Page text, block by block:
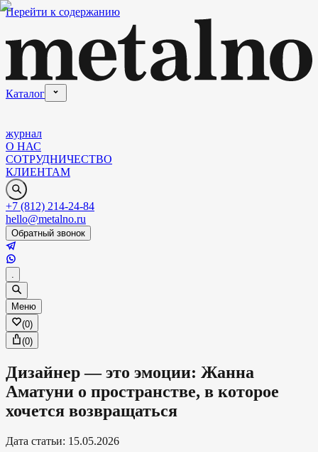
Перейти к содержанию
Каталог
журнал
О НАС
СОТРУДНИЧЕСТВО
КЛИЕНТАМ
+7 (812) 214-24-84
hello@metalno.ru
Обратный звонок
.
Меню
(0)
(0)
Дизайнер — это эмоции: Жанна
Аматуни о пространстве, в которое
хочется возвращаться
Дата статьи: 15.05.2026